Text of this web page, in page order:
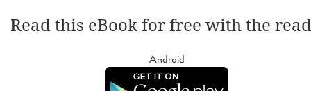
Read this eBook for free with the
Android